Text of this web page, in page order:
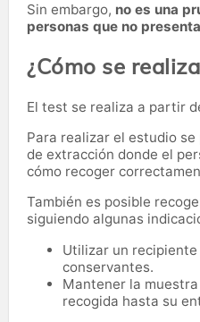
Sin embargo, no es una
personas que no
¿Cómo se
El test se realiza a partir
Para realizar el estudio
de extracción donde el
cómo recoger
También es posible
siguiendo algunas
Utilizar un
conservantes.
Mantener la
recogida hasta su